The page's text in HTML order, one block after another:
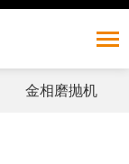
金相磨抛机